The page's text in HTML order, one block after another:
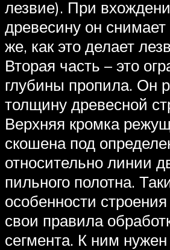
лезвие). При
древесину он снимает
же, как это делает
Вторая часть – это
глубины пропила. Он
толщину древесной
Верхняя кромка
скошена под
относительно линии
пильного полотна.
особенности
свои правила
сегмента. К ним